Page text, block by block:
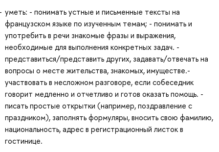
уметь: - понимать устные и письменные тексты на
французском языке по изученным темам; - понимать и
употребить в речи знакомые фразы и выражения,
необходимые для выполнения конкретных задач. -
представиться/представить других, задавать/отвечать на
вопросы о месте жительства, знакомых, имуществе.-
участвовать в несложном разговоре, если собеседник
говорит медленно и отчетливо и готов оказать помощь. -
писать простые открытки (например, поздравление с
праздником), заполнять формуляры, вносить свою фамилию,
национальность, адрес в регистрационный листок в
гостинице.